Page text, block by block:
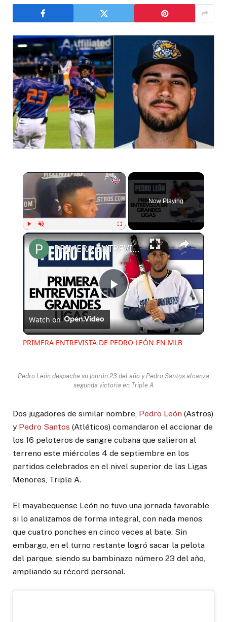
×
Play Unmute Fullscreen
Now Playing
×
Play
Video
PRIMERA ENTREVISTA DE PEDRO LEÓN EN MLB
Watch on
PRIMERA ENTREVISTA DE PEDRO LEÓN EN MLB
Pedro León despacha su jonrón 23 del año y Pedro Santos alcanza
segunda victoria en Triple A
Dos jugadores de similar nombre, Pedro León (Astros)
y Pedro Santos (Atléticos) comandaron el accionar de
los 16 peloteros de sangre cubana que salieron al
terreno este miércoles 4 de septiembre en los
partidos celebrados en el nivel superior de las Ligas
Menores, Triple A.
El mayabequense León no tuvo una jornada favorable
si lo analizamos de forma integral, con nada menos
que cuatro ponches en cinco veces al bate. Sin
embargo, en el turno restante logró sacar la pelota
del parque, siendo su bambinazo número 23 del año,
ampliando su récord personal.